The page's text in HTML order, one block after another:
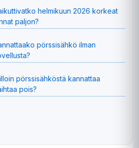
helmikuun 2026 korkeat
paljon?
pörssisähkö ilman
pörssisähköstä kannattaa
pois?